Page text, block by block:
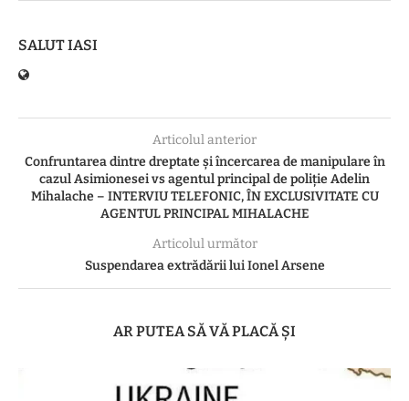
SALUT IASI
Articolul anterior
Confruntarea dintre dreptate și încercarea de manipulare în
cazul Asimionesei vs agentul principal de poliție Adelin
Mihalache – INTERVIU TELEFONIC, ÎN EXCLUSIVITATE CU
AGENTUL PRINCIPAL MIHALACHE
Articolul următor
Suspendarea extrădării lui Ionel Arsene
AR PUTEA SĂ VĂ PLACĂ ȘI